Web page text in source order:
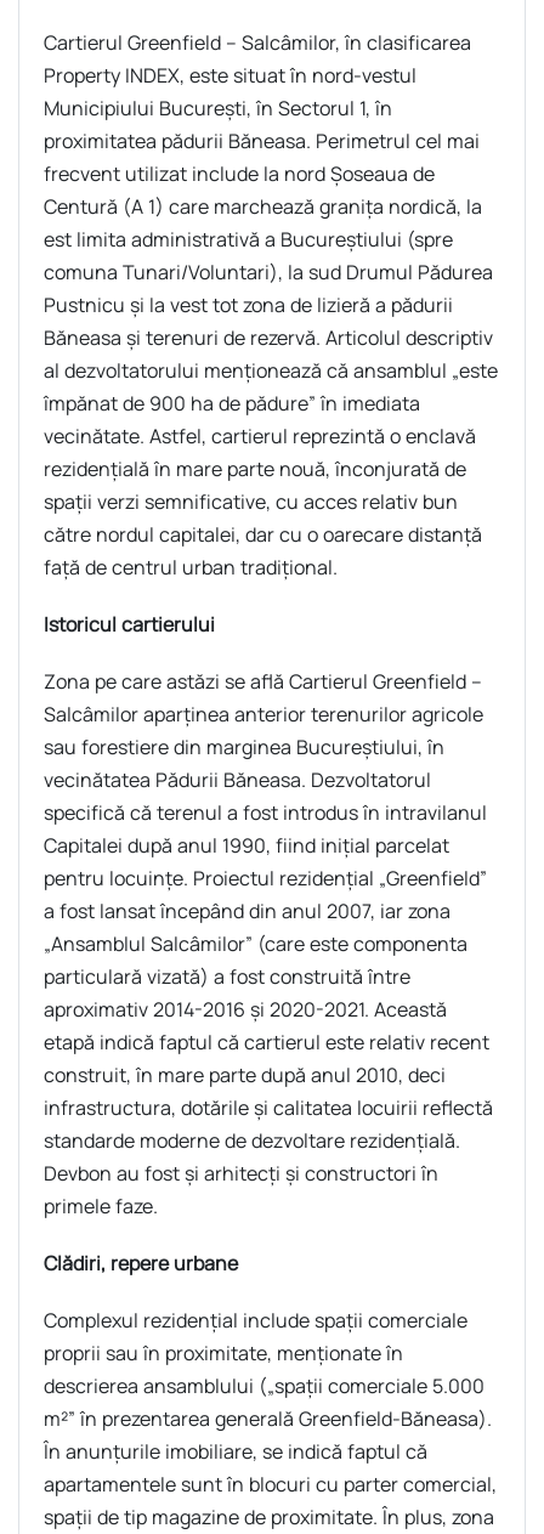
Cartierul Greenfield – Salcâmilor, în clasificarea
Property INDEX, este situat în nord-vestul
Municipiului București, în Sectorul 1, în
proximitatea pădurii Băneasa. Perimetrul cel mai
frecvent utilizat include la nord Şoseaua de
Centură (A 1) care marchează graniţa nordică, la
est limita administrativă a Bucureștiului (spre
comuna Tunari/Voluntari), la sud Drumul Pădurea
Pustnicu şi la vest tot zona de lizieră a pădurii
Băneasa şi terenuri de rezervă. Articolul descriptiv
al dezvoltatorului menţionează că ansamblul „este
împănat de 900 ha de pădure” în imediata
vecinătate. Astfel, cartierul reprezintă o enclavă
rezidenţială în mare parte nouă, înconjurată de
spaţii verzi semnificative, cu acces relativ bun
către nordul capitalei, dar cu o oarecare distanţă
faţă de centrul urban tradiţional.
Istoricul cartierului
Zona pe care astăzi se află Cartierul Greenfield –
Salcâmilor aparţinea anterior terenurilor agricole
sau forestiere din marginea Bucureştiului, în
vecinătatea Pădurii Băneasa. Dezvoltatorul
specifică că terenul a fost introdus în intravilanul
Capitalei după anul 1990, fiind iniţial parcelat
pentru locuinţe. Proiectul rezidenţial „Greenfield”
a fost lansat începând din anul 2007, iar zona
„Ansamblul Salcâmilor” (care este componenta
particulară vizată) a fost construită între
aproximativ 2014-2016 şi 2020-2021. Această
etapă indică faptul că cartierul este relativ recent
construit, în mare parte după anul 2010, deci
infrastructura, dotările şi calitatea locuirii reflectă
standarde moderne de dezvoltare rezidenţială.
Devbon au fost și arhitecți și constructori în
primele faze.
Clădiri, repere urbane
Complexul rezidenţial include spaţii comerciale
proprii sau în proximitate, menţionate în
descrierea ansamblului („spaţii comerciale 5.000
m²” în prezentarea generală Greenfield-Băneasa).
În anunţurile imobiliare, se indică faptul că
apartamentele sunt în blocuri cu parter comercial,
spaţii de tip magazine de proximitate. În plus, zona